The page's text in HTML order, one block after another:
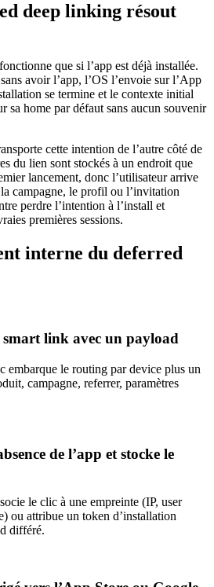
deep linking résout
que si l’app est déjà installée.
avoir l’app, l’OS l’envoie sur l’App
se termine et le contexte initial
sa home par défaut sans aucun souvenir
cette intention de l’autre côté de
du lien sont stockés à un endroit que
lancement, donc l’utilisateur arrive
campagne, le profil ou l’invitation
perdre l’intention à l’install et
premières sessions.
interne du deferred
link avec un payload
embarque le routing par device plus un
campagne, referrer, paramètres
de l’app et stocke le
le clic à une empreinte (IP, user
ou attribue un token d’installation
différé.